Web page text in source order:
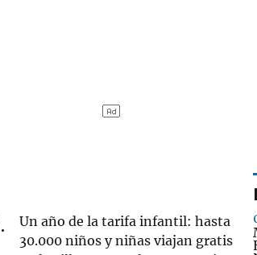
Un año de la tarifa infantil: hasta
30.000 niños y niñas viajan gratis